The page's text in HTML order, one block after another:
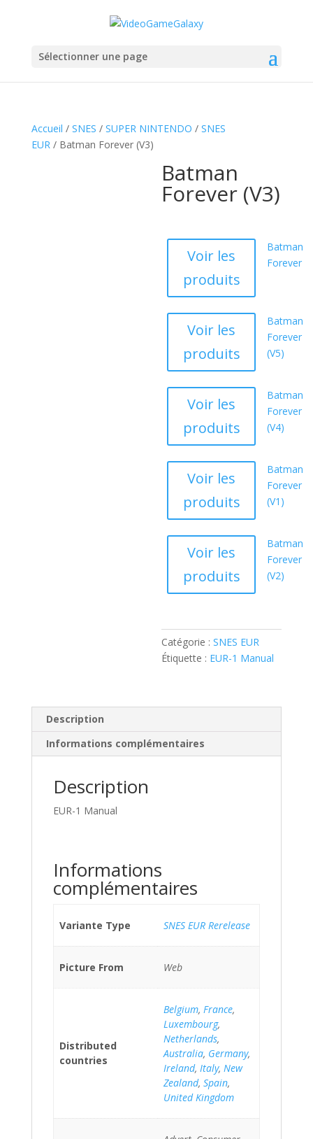
Sélectionner une page
Accueil / SNES / SUPER NINTENDO / SNES
EUR/ Batman Forever (V3)
Batman
Forever (V3)
Voir les
produits
Batman
Forever
Voir les
produits
Batman
Forever
(V5)
Voir les
produits
Batman
Forever
(V4)
Voir les
produits
Batman
Forever
(V1)
Voir les
produits
Batman
Forever
(V2)
Catégorie :SNES EUR
Étiquette : EUR-1 Manual
Description
Informations complémentaires
Description
EUR-1 Manual
Informations
complémentaires
Variante Type SNES EUR Rerelease
Picture From Web
Distributed
countries
Belgium, France,
Luxembourg,
Netherlands,
Australia, Germany,
Ireland, Italy, New
Zealand, Spain,
United Kingdom